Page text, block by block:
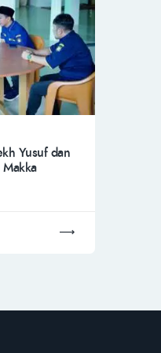
Yusuf dan